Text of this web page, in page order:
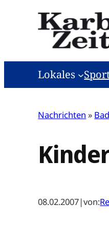
Lokales
Nachrichten »
08.02.2007|von: